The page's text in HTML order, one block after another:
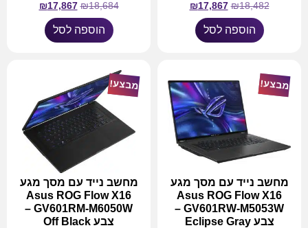
₪18,482
₪17,867
הוספה לסל
₪18,684
₪17,867
הוספה לסל
מבצע!
מחשב נייד עם מסך מגע
Asus ROG Flow X16
GV601RW-M5053W –
צבע Eclipse Gray
מבצע!
מחשב נייד עם מסך מגע
Asus ROG Flow X16
GV601RM-M6050W –
צבע Off Black